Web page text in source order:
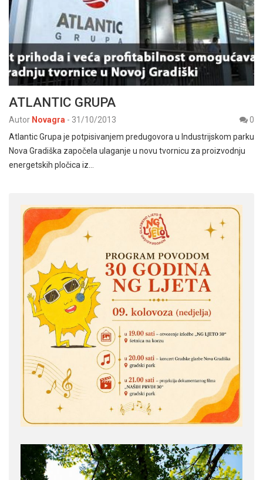
ATLANTIC GRUPA
Autor Novagra - 31/10/2013
0
Atlantic Grupa je potpisivanjem predugovora u Industrijskom parku
Nova Gradiška započela ulaganje u novu tvornicu za proizvodnju
energetskih pločica iz…